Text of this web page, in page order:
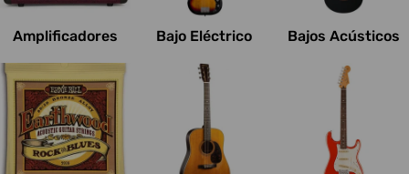
Amplificadores Bajo Eléctrico Bajos Acústicos